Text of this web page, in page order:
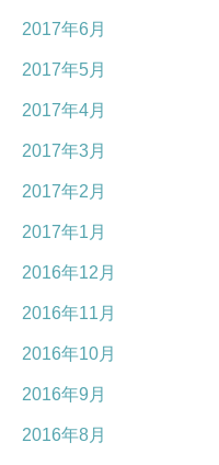
2017年6月
2017年5月
2017年4月
2017年3月
2017年2月
2017年1月
2016年12月
2016年11月
2016年10月
2016年9月
2016年8月